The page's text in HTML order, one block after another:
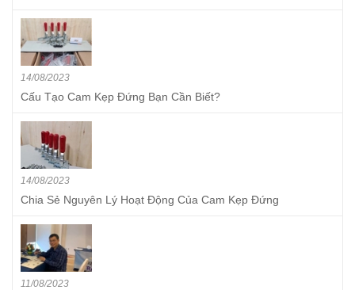
14/08/2023
Cấu Tạo Cam Kẹp Đứng Bạn Cần Biết?
14/08/2023
Chia Sẻ Nguyên Lý Hoạt Động Của Cam Kẹp Đứng
11/08/2023